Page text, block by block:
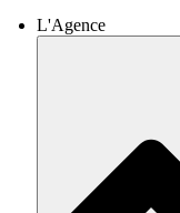
L'Agence